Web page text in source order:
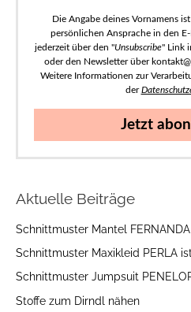
Die Angabe deines Vornamens
persönlichen Ansprache in den
jederzeit über den "Unsubscribe" Link
oder den Newsletter über
Weitere Informationen zur
der
Jetzt
Aktuelle Beiträge
Schnittmuster Mantel
Schnittmuster Maxikleid PERLA
Schnittmuster Jumpsuit
Stoffe zum Dirndl nähen